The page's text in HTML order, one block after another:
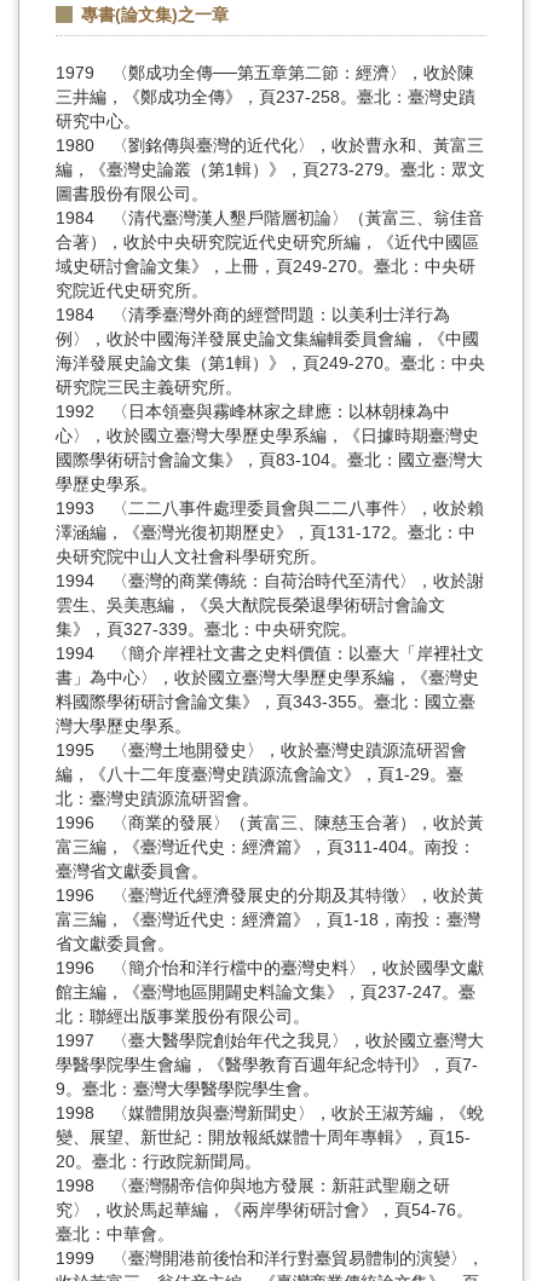
專書(論文集)之一章
1979 〈鄭成功全傳──第五章第二節：經濟〉，收於陳
三井編，《鄭成功全傳》，頁237-258。臺北：臺灣史蹟
研究中心。
1980 〈劉銘傳與臺灣的近代化〉，收於曹永和、黃富三
編，《臺灣史論叢（第1輯）》，頁273-279。臺北：眾文
圖書股份有限公司。
1984 〈清代臺灣漢人墾戶階層初論〉（黃富三、翁佳音
合著），收於中央研究院近代史研究所編，《近代中國區
域史研討會論文集》，上冊，頁249-270。臺北：中央研
究院近代史研究所。
1984 〈清季臺灣外商的經營問題：以美利士洋行為
例〉，收於中國海洋發展史論文集編輯委員會編，《中國
海洋發展史論文集（第1輯）》，頁249-270。臺北：中央
研究院三民主義研究所。
1992 〈日本領臺與霧峰林家之肆應：以林朝棟為中
心〉，收於國立臺灣大學歷史學系編，《日據時期臺灣史
國際學術研討會論文集》，頁83-104。臺北：國立臺灣大
學歷史學系。
1993 〈二二八事件處理委員會與二二八事件〉，收於賴
澤涵編，《臺灣光復初期歷史》，頁131-172。臺北：中
央研究院中山人文社會科學研究所。
1994 〈臺灣的商業傳統：自荷治時代至清代〉，收於謝
雲生、吳美惠編，《吳大猷院長榮退學術研討會論文
集》，頁327-339。臺北：中央研究院。
1994 〈簡介岸裡社文書之史料價值：以臺大「岸裡社文
書」為中心〉，收於國立臺灣大學歷史學系編，《臺灣史
料國際學術研討會論文集》，頁343-355。臺北：國立臺
灣大學歷史學系。
1995 〈臺灣土地開發史〉，收於臺灣史蹟源流研習會
編，《八十二年度臺灣史蹟源流會論文》，頁1-29。臺
北：臺灣史蹟源流研習會。
1996 〈商業的發展〉（黃富三、陳慈玉合著），收於黃
富三編，《臺灣近代史：經濟篇》，頁311-404。南投：
臺灣省文獻委員會。
1996 〈臺灣近代經濟發展史的分期及其特徵〉，收於黃
富三編，《臺灣近代史：經濟篇》，頁1-18，南投：臺灣
省文獻委員會。
1996 〈簡介怡和洋行檔中的臺灣史料〉，收於國學文獻
館主編，《臺灣地區開闢史料論文集》，頁237-247。臺
北：聯經出版事業股份有限公司。
1997 〈臺大醫學院創始年代之我見〉，收於國立臺灣大
學醫學院學生會編，《醫學教育百週年紀念特刊》，頁7-
9。臺北：臺灣大學醫學院學生會。
1998 〈媒體開放與臺灣新聞史〉，收於王淑芳編，《蛻
變、展望、新世紀：開放報紙媒體十周年專輯》，頁15-
20。臺北：行政院新聞局。
1998 〈臺灣關帝信仰與地方發展：新莊武聖廟之研
究〉，收於馬起華編，《兩岸學術研討會》，頁54-76。
臺北：中華會。
1999 〈臺灣開港前後怡和洋行對臺貿易體制的演變〉，